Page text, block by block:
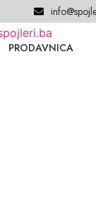
PRODAVNICA